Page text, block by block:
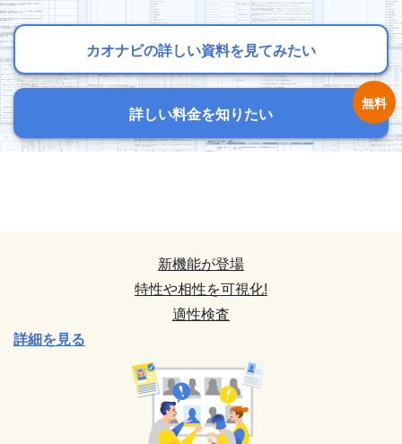
カオナビの詳しい資料を見てみたい
詳しい料金を知りたい
カオナビの詳しい資料を見てみたい
詳しい料金を知りたい
カオナビの詳しい資料を見てみたい
詳しい料金を知りたい
新機能が登場
特性や相性を可視化!
適性検査
詳細を見る